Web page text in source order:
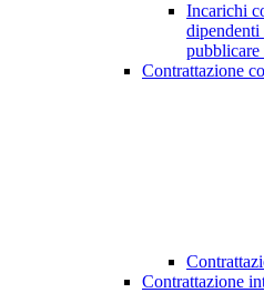
Incarichi
Contrattazione
Contrattazione